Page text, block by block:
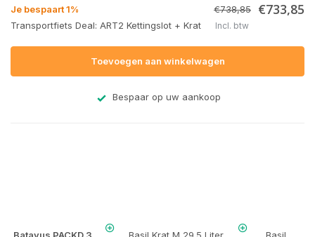
Je bespaart 1% €738,85 €733,85
Transportfiets Deal: ART2 Kettingslot + Krat Incl. btw
Toevoegen aan winkelwagen
Bespaar op uw aankoop